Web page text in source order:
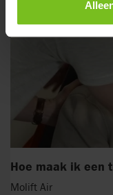
Hoe maak ik een
Molift Air